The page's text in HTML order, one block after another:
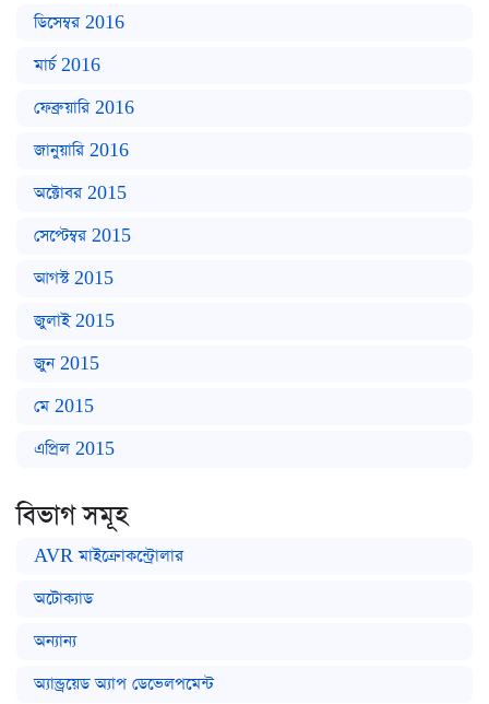
ডিসেম্বর 2016
মার্চ 2016
ফেব্রুয়ারি 2016
জানুয়ারি 2016
অক্টোবর 2015
সেপ্টেম্বর 2015
আগস্ট 2015
জুলাই 2015
জুন 2015
মে 2015
এপ্রিল 2015
বিভাগ সমূহ
AVR মাইক্রোকন্ট্রোলার
অটোক্যাড
অন্যান্য
অ্যান্ড্রয়েড অ্যাপ ডেভেলপমেন্ট